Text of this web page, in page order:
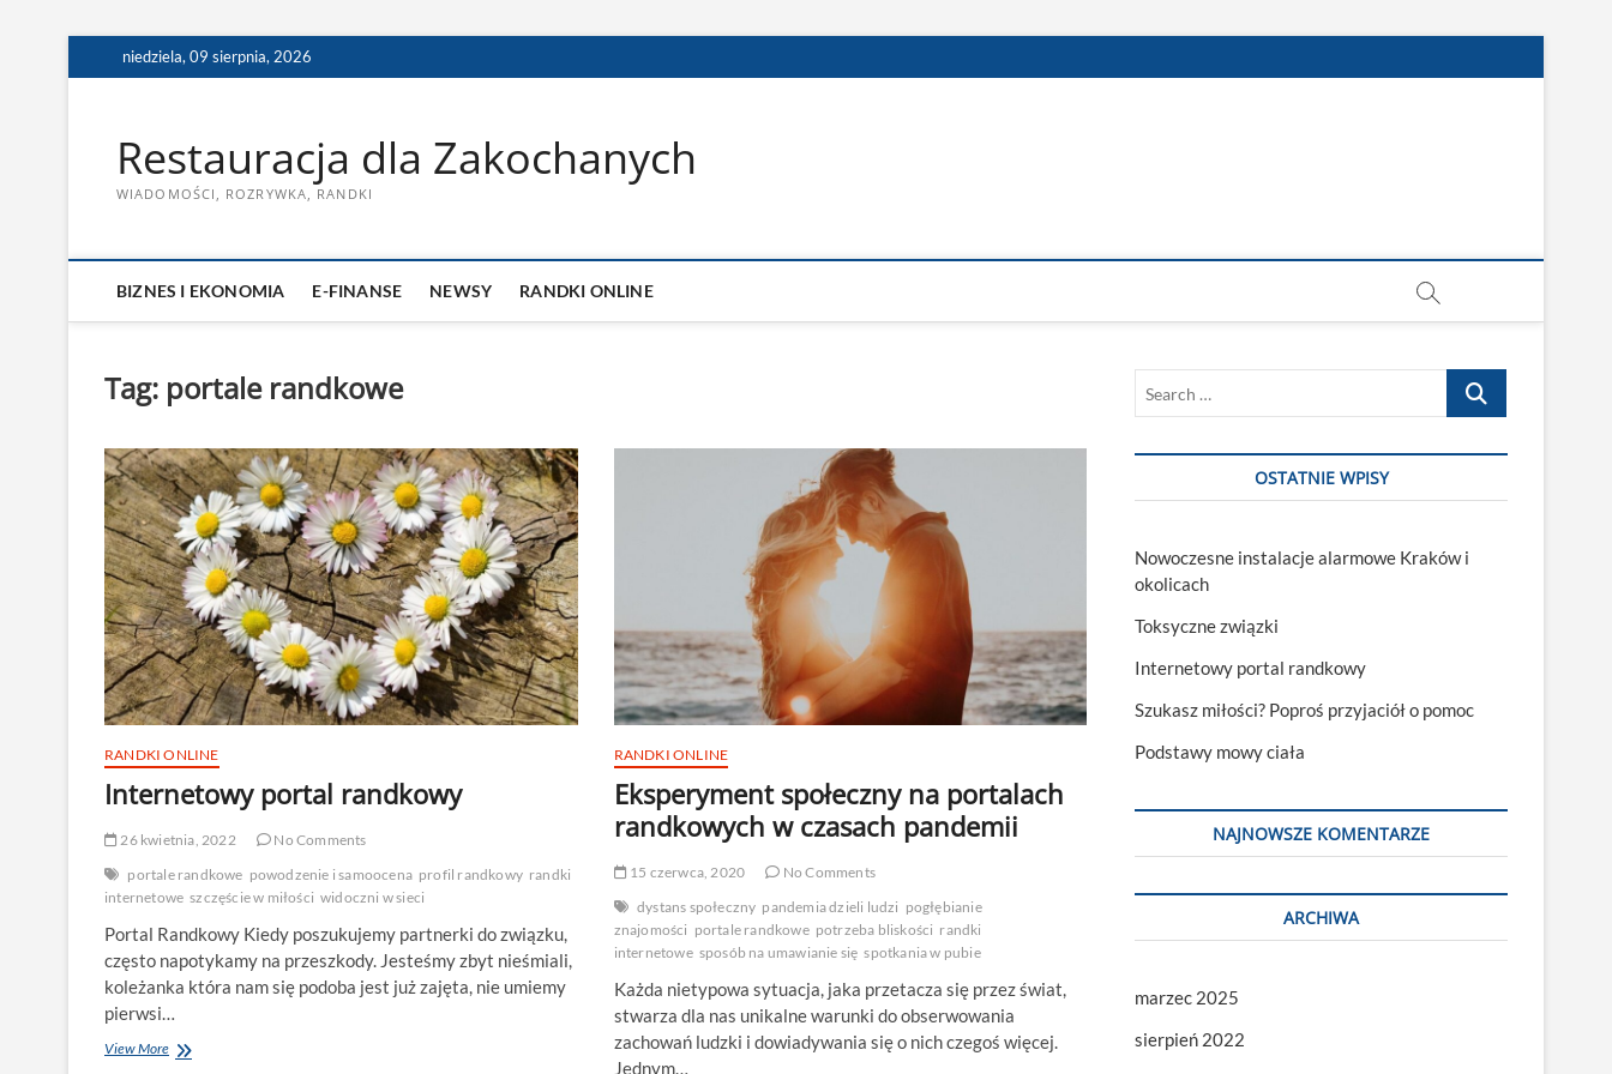
to
niedziela, 09 sierpnia, 2026
Restauracja dla Zakochanych
WIADOMOŚCI, ROZRYWKA, RANDKI
BIZNES I EKONOMIA E-FINANSE NEWSY RANDKI ONLINE
Tag: portale randkowe
RANDKI ONLINE
Internetowy portal randkowy
26 kwietnia, 2022
No Comments
portale randkowe powodzenie i samoocena profil randkowy randki
internetowe szczęście w miłości widoczni w sieci
Portal Randkowy Kiedy poszukujemy partnerki do związku,
często napotykamy na przeszkody. Jesteśmy zbyt nieśmiali,
koleżanka która nam się podoba jest już zajęta, nie umiemy
pierwsi…
View MoreInternetowy
RANDKI ONLINE
Eksperyment społeczny na portalach
randkowych w czasach pandemii
15 czerwca, 2020
No Comments
dystans społeczny pandemia dzieli ludzi pogłębianie
znajomości portale randkowe potrzeba bliskości randki
internetowe sposób na umawianie się spotkania w pubie
Każda nietypowa sytuacja, jaka przetacza się przez świat,
stwarza dla nas unikalne warunki do obserwowania
zachowań ludzki i dowiadywania się o nich czegoś więcej.
Jednym…
Search
OSTATNIE WPISY
Nowoczesne instalacje alarmowe Kraków i
okolicach
Toksyczne związki
Internetowy portal randkowy
Szukasz miłości? Poproś przyjaciół o pomoc
Podstawy mowy ciała
NAJNOWSZE KOMENTARZE
ARCHIWA
marzec 2025
sierpień 2022